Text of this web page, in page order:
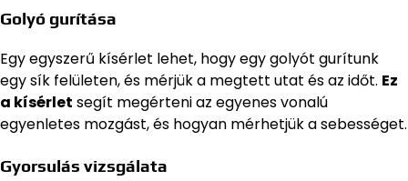
Golyó gurítása
Egy egyszerű kísérlet lehet, hogy egy golyót gurítunk
egy sík felületen, és mérjük a megtett utat és az időt. Ez
a kísérlet segít megérteni az egyenes vonalú
egyenletes mozgást, és hogyan mérhetjük a sebességet.
Gyorsulás vizsgálata